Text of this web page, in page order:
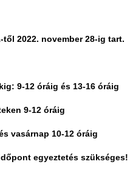
től 2022. november 28-ig tart.
9-12 óráig és 13-16 óráig
9-12 óráig
vasárnap 10-12 óráig
egyeztetés szükséges!